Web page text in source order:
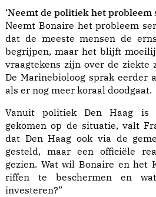
‘Neemt de politiek het probleem
Neemt Bonaire het probleem
dat de meeste mensen de
begrijpen, maar het blijft
vraagtekens zijn over de ziekte
De Marinebioloog sprak eerder
als er nog meer koraal doodgaat.
Vanuit politiek Den Haag is
gekomen op de situatie, valt
dat Den Haag ook via de
gesteld, maar een officiële
gezien. Wat wil Bonaire en het
riffen te beschermen en
investeren?”